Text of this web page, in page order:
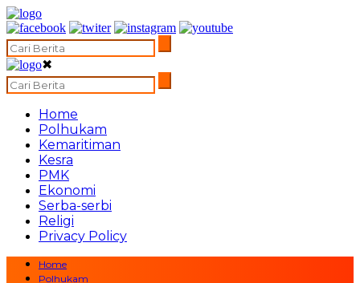
✖
Home
Polhukam
Kemaritiman
Kesra
PMK
Ekonomi
Serba-serbi
Religi
Privacy Policy
Home
Polhukam